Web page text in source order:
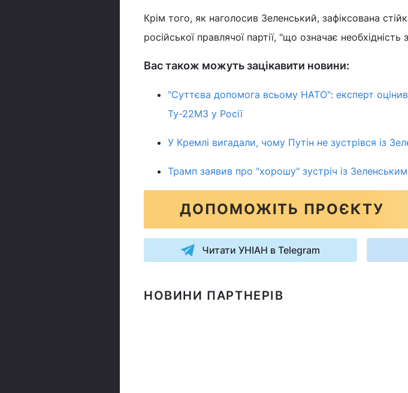
Крім того, як наголосив Зеленський, зафіксована
російської правлячої партії, "що означає
Вас також можуть зацікавити новини:
"Суттєва допомога всьому НАТО": експерт
Ту-22М3 у Росії
У Кремлі вигадали, чому Путін не зустрівся із
Трамп заявив про "хорошу" зустріч із
ДОПОМОЖІТЬ ПРОЄКТУ
Читати УНІАН в Telegram
НОВИНИ ПАРТНЕРІВ